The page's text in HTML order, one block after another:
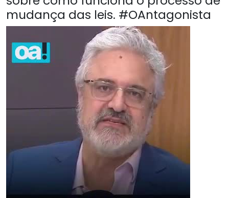
mudança das leis. #OAntagonista